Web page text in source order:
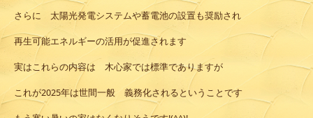
さらに 太陽光発電システムや蓄電池の設置も奨励され
再生可能エネルギーの活用が促進されます
実はこれらの内容は 木心家では標準でありますが
これが2025年は世間一般 義務化されるということです